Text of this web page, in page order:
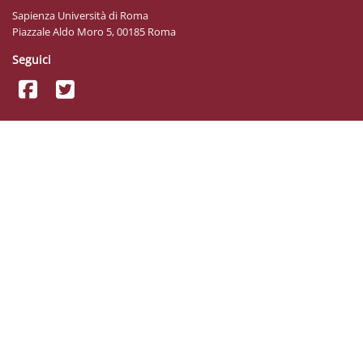
Sapienza Università di Roma
Piazzale Aldo Moro 5, 00185 Roma
Seguici